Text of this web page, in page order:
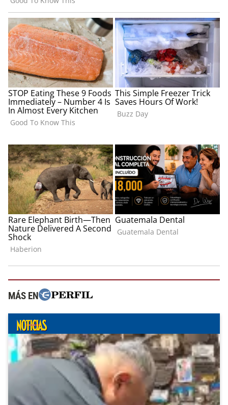
MÁS EN